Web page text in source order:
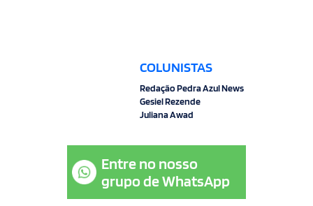
COLUNISTAS
Redação Pedra Azul News
Gesiel Rezende
Juliana Awad
Entre no nosso
grupo de WhatsApp